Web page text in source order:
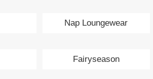
Nap Loungewear
Fairyseason